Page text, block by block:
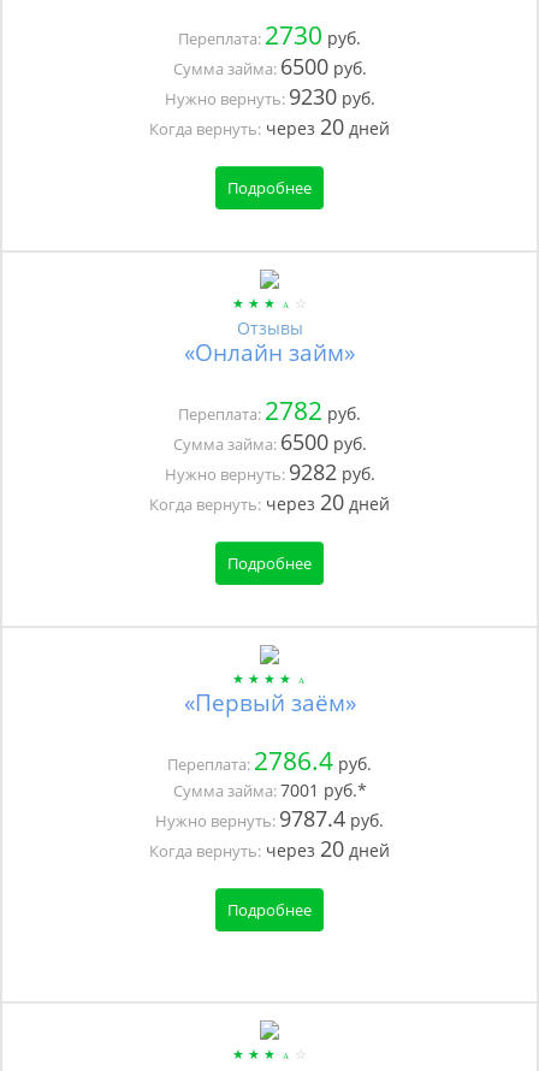
Переплата: 2730 руб.
Сумма займа: 6500руб.
Нужно вернуть: 9230руб.
Когда вернуть: через 20 дней
Подробнее
Отзывы
«Онлайн займ»
Переплата: 2782 руб.
Сумма займа: 6500руб.
Нужно вернуть: 9282руб.
Когда вернуть: через 20 дней
Подробнее
«Первый заём»
Переплата: 2786.4 руб.
Сумма займа:7001 руб.*
Нужно вернуть: 9787.4 руб.
Когда вернуть: через 20 дней
Подробнее